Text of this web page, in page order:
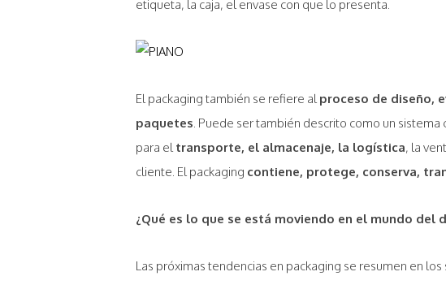
etiqueta, la caja, el envase con que lo presenta.
El packaging también se refiere alproceso de diseño,
paquetes. Puede ser también descrito como un
para eltransporte, el almacenaje, la logística, la
cliente. El packaging contiene, protege, conserva,
¿Qué es lo que se está moviendo en el mundo del
Las próximas tendencias en packaging se resumen en